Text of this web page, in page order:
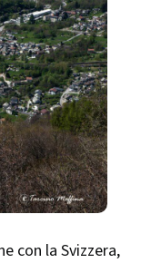
con la Svizzera,